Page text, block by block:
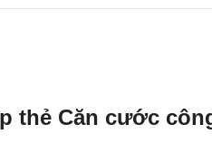
thẻ Căn cước